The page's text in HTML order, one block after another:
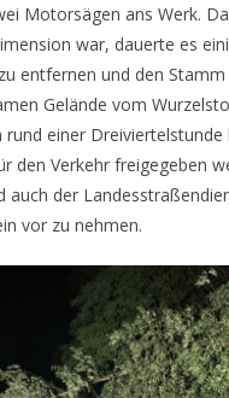
Motorsägen ans Werk.
war, dauerte es
entfernen und den
Gelände vom
rund einer Dreiviertelstunde
den Verkehr freigegeben
auch der
vor zu nehmen.